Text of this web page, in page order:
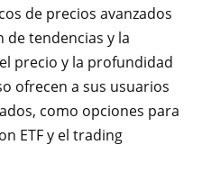
de precios avanzados
de tendencias y la
precio y la profundidad
ofrecen a sus usuarios
como opciones para
ETF y el trading